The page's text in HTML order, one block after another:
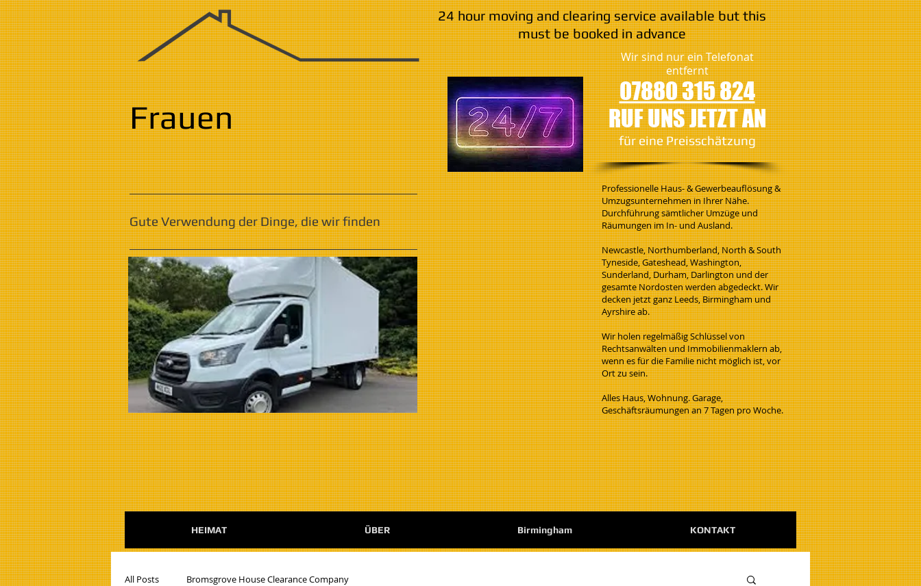
24 hour moving and clearing service available but this
must be booked in advance
Frauen
Gute Verwendung der Dinge, die wir finden
Professionelle Haus- & Gewerbeauflösung &
Umzugsunternehmen in Ihrer Nähe.
Durchführung sämtlicher Umzüge und
Räumungen im In- und Ausland.
Newcastle, Northumberland, North & South
Tyneside, Gateshead, Washington,
Sunderland, Durham, Darlington und der
gesamte Nordosten werden abgedeckt. Wir
decken jetzt ganz Leeds, Birmingham und
Ayrshire ab.
Wir holen regelmäßig Schlüssel von
Rechtsanwälten und Immobilienmaklern ab,
wenn es für die Familie nicht möglich ist, vor
Ort zu sein.
Alles Haus, Wohnung. Garage,
Geschäftsräumungen an 7 Tagen pro Woche.
HEIMAT ÜBER Birmingham KONTAKT
All Posts Bromsgrove House Clearance Company
Wir sind nur ein Telefonat
entfernt
07880 315 824
RUF UNS JETZT AN
​für eine Preisschätzung